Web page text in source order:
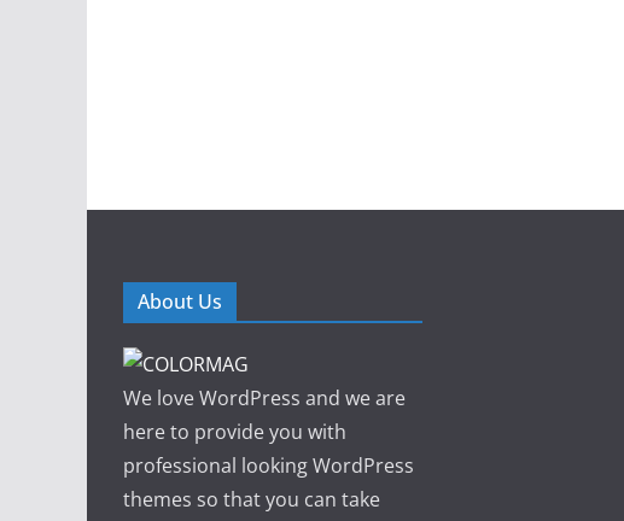
About Us
We love WordPress and we are
here to provide you with
professional looking WordPress
themes so that you can take